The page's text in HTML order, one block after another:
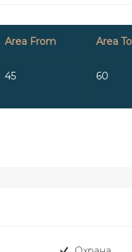
Area From Area To
45 60